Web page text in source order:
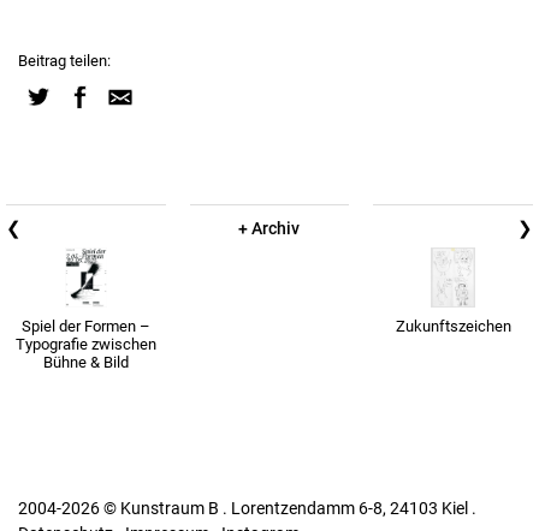
Beitrag teilen:
❮
Spiel der Formen –
Typografie zwischen
Bühne & Bild
+ Archiv ❯
Zukunftszeichen
2004-2026 © Kunstraum B . Lorentzendamm 6-8, 24103 Kiel .